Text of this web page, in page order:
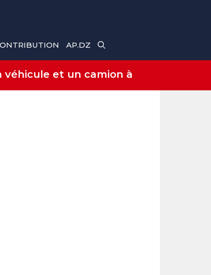
AP.DZ
véhicule et un camion à